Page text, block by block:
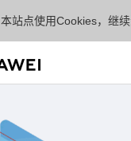
本站点使用Cookies，继